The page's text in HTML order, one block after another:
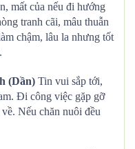
mất của nếu đi hướng
tranh cãi, mâu thuẫn
chậm, lâu la nhưng tốt
(Dần) Tin vui sắp tới,
Đi công việc gặp gỡ
Nếu chăn nuôi đều